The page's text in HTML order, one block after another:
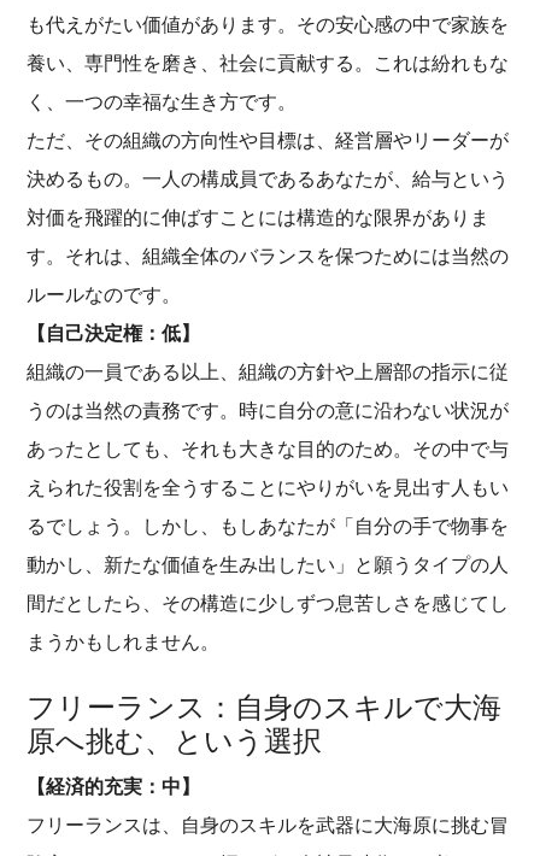
も代えがたい価値があります。その安心感の中で家族を
養い、専門性を磨き、社会に貢献する。これは紛れもな
く、一つの幸福な生き方です。
ただ、その組織の方向性や目標は、経営層やリーダーが
決めるもの。一人の構成員であるあなたが、給与という
対価を飛躍的に伸ばすことには構造的な限界がありま
す。それは、組織全体のバランスを保つためには当然の
ルールなのです。
【自己決定権：低】
組織の一員である以上、組織の方針や上層部の指示に従
うのは当然の責務です。時に自分の意に沿わない状況が
あったとしても、それも大きな目的のため。その中で与
えられた役割を全うすることにやりがいを見出す人もい
るでしょう。しかし、もしあなたが「自分の手で物事を
動かし、新たな価値を生み出したい」と願うタイプの人
間だとしたら、その構造に少しずつ息苦しさを感じてし
まうかもしれません。
フリーランス：自身のスキルで大海
原へ挑む、という選択
【経済的充実：中】
フリーランスは、自身のスキルを武器に大海原に挑む冒